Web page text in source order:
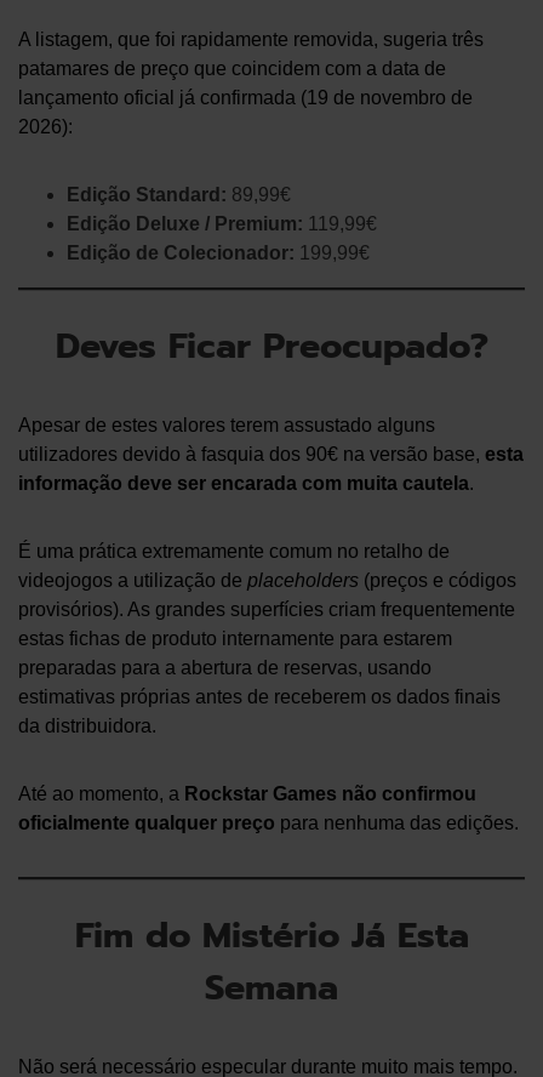
A listagem, que foi rapidamente removida, sugeria três
patamares de preço que coincidem com a data de
lançamento oficial já confirmada (19 de novembro de
2026):
Edição Standard: 89,99€
Edição Deluxe / Premium: 119,99€
Edição de Colecionador: 199,99€
Deves Ficar Preocupado?
Apesar de estes valores terem assustado alguns
utilizadores devido à fasquia dos 90€ na versão base, esta
informação deve ser encarada com muita cautela.
É uma prática extremamente comum no retalho de
videojogos a utilização de placeholders (preços e códigos
provisórios). As grandes superfícies criam frequentemente
estas fichas de produto internamente para estarem
preparadas para a abertura de reservas, usando
estimativas próprias antes de receberem os dados finais
da distribuidora.
Até ao momento, a Rockstar Games não confirmou
oficialmente qualquer preço para nenhuma das edições.
Fim do Mistério Já Esta
Semana
Não será necessário especular durante muito mais tempo.